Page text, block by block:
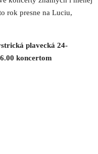
rok presne na Luciu,
plavecká 24-
koncertom